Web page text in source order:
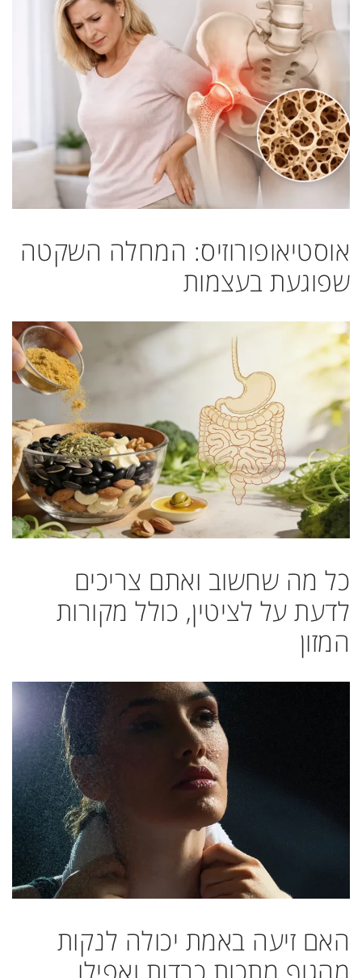
אוסטיאופורוזיס: המחלה השקטה
שפוגעת בעצמות
כל מה שחשוב ואתם צריכים
לדעת על לציטין, כולל מקורות
המזון
האם זיעה באמת יכולה לנקות